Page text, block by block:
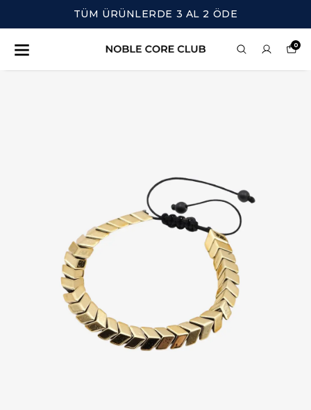
TÜM ÜRÜNLERDE 3 AL 2 ÖDE
0